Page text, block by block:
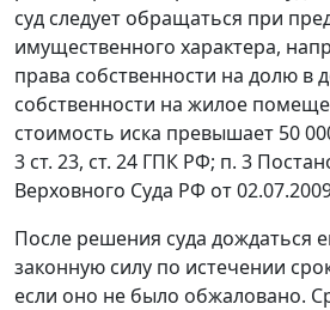
суд следует обращаться при
имущественного характера,
права собственности на долю в
собственности на жилое
стоимость иска превышает 50
3 ст. 23, ст. 24 ГПК РФ; п. 3
Верховного Суда РФ от
После решения суда дождаться
законную силу по истечении
если оно не было обжаловано.